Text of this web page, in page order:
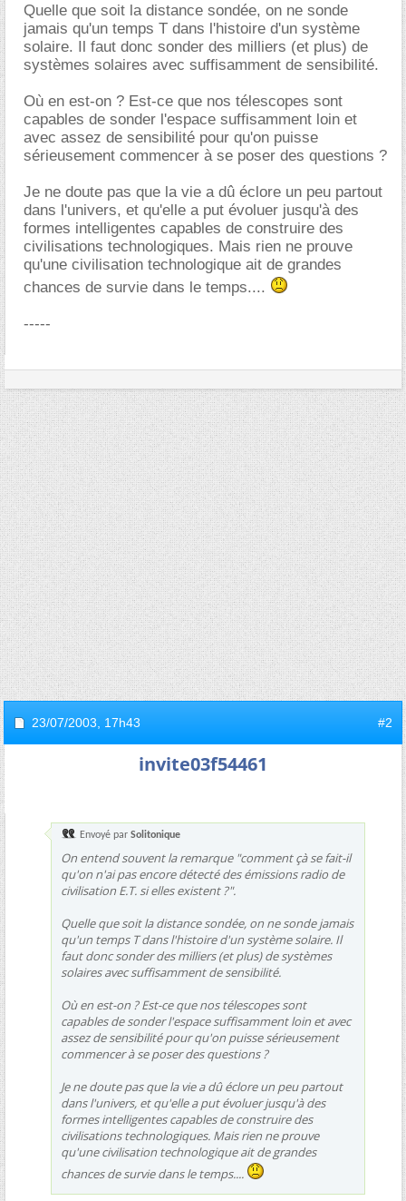
Quelle que soit la distance sondée, on ne sonde
jamais qu'un temps T dans l'histoire d'un système
solaire. Il faut donc sonder des milliers (et plus) de
systèmes solaires avec suffisamment de sensibilité.
Où en est-on ? Est-ce que nos télescopes sont
capables de sonder l'espace suffisamment loin et
avec assez de sensibilité pour qu'on puisse
sérieusement commencer à se poser des questions ?
Je ne doute pas que la vie a dû éclore un peu partout
dans l'univers, et qu'elle a put évoluer jusqu'à des
formes intelligentes capables de construire des
civilisations technologiques. Mais rien ne prouve
qu'une civilisation technologique ait de grandes
chances de survie dans le temps....
-----
23/07/2003, 17h43 #2
invite03f54461
Envoyé par Solitonique
On entend souvent la remarque "comment çà se fait-il
qu'on n'ai pas encore détecté des émissions radio de
civilisation E.T. si elles existent ?".
Quelle que soit la distance sondée, on ne sonde jamais
qu'un temps T dans l'histoire d'un système solaire. Il
faut donc sonder des milliers (et plus) de systèmes
solaires avec suffisamment de sensibilité.
Où en est-on ? Est-ce que nos télescopes sont
capables de sonder l'espace suffisamment loin et avec
assez de sensibilité pour qu'on puisse sérieusement
commencer à se poser des questions ?
Je ne doute pas que la vie a dû éclore un peu partout
dans l'univers, et qu'elle a put évoluer jusqu'à des
formes intelligentes capables de construire des
civilisations technologiques. Mais rien ne prouve
qu'une civilisation technologique ait de grandes
chances de survie dans le temps....